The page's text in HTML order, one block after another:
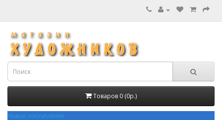
Товаров 0 (0р.)
Новые поступления